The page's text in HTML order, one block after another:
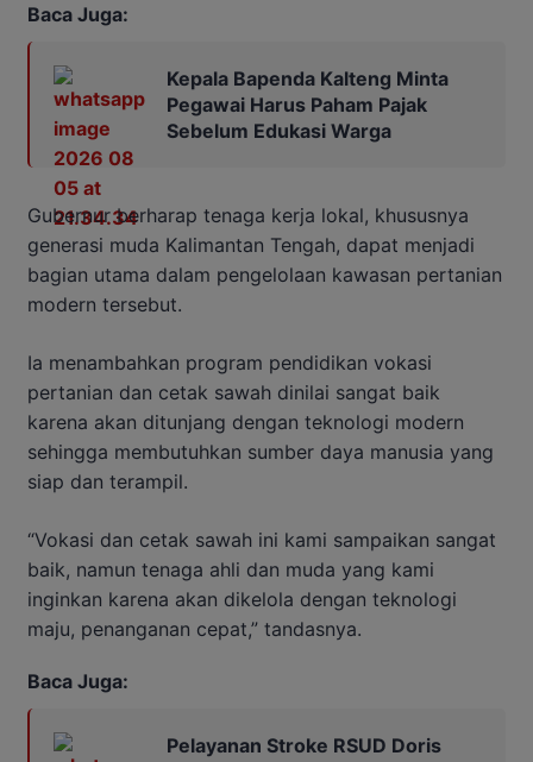
Baca Juga:
Kepala Bapenda Kalteng Minta
Pegawai Harus Paham Pajak
Sebelum Edukasi Warga
Gubernur berharap tenaga kerja lokal, khususnya
generasi muda Kalimantan Tengah, dapat menjadi
bagian utama dalam pengelolaan kawasan pertanian
modern tersebut.
Ia menambahkan program pendidikan vokasi
pertanian dan cetak sawah dinilai sangat baik
karena akan ditunjang dengan teknologi modern
sehingga membutuhkan sumber daya manusia yang
siap dan terampil.
“Vokasi dan cetak sawah ini kami sampaikan sangat
baik, namun tenaga ahli dan muda yang kami
inginkan karena akan dikelola dengan teknologi
maju, penanganan cepat,” tandasnya.
Baca Juga:
Pelayanan Stroke RSUD Doris